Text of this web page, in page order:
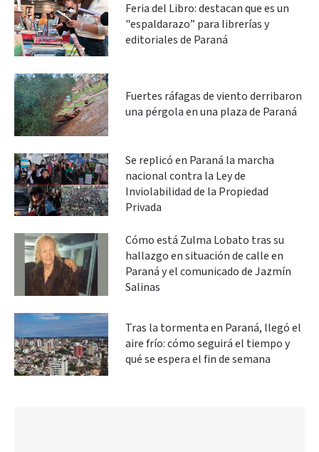
Feria del Libro: destacan que es un
"espaldarazo” para librerías y
editoriales de Paraná
Fuertes ráfagas de viento derribaron
una pérgola en una plaza de Paraná
Se replicó en Paraná la marcha
nacional contra la Ley de
Inviolabilidad de la Propiedad
Privada
Cómo está Zulma Lobato tras su
hallazgo en situación de calle en
Paraná y el comunicado de Jazmín
Salinas
Tras la tormenta en Paraná, llegó el
aire frío: cómo seguirá el tiempo y
qué se espera el fin de semana